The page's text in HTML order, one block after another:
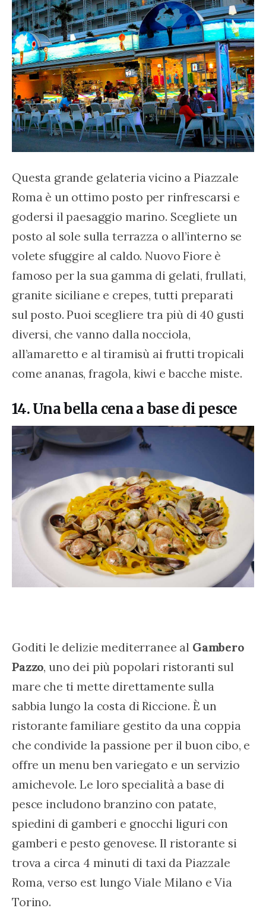
Questa grande gelateria vicino a Piazzale
Roma è un ottimo posto per rinfrescarsi e
godersi il paesaggio marino. Scegliete un
posto al sole sulla terrazza o all’interno se
volete sfuggire al caldo. Nuovo Fiore è
famoso per la sua gamma di gelati, frullati,
granite siciliane e crepes, tutti preparati
sul posto. Puoi scegliere tra più di 40 gusti
diversi, che vanno dalla nocciola,
all’amaretto e al tiramisù ai frutti tropicali
come ananas, fragola, kiwi e bacche miste.
14. Una bella cena a base di pesce
Goditi le delizie mediterranee al Gambero
Pazzo, uno dei più popolari ristoranti sul
mare che ti mette direttamente sulla
sabbia lungo la costa di Riccione. È un
ristorante familiare gestito da una coppia
che condivide la passione per il buon cibo, e
offre un menu ben variegato e un servizio
amichevole. Le loro specialità a base di
pesce includono branzino con patate,
spiedini di gamberi e gnocchi liguri con
gamberi e pesto genovese. Il ristorante si
trova a circa 4 minuti di taxi da Piazzale
Roma, verso est lungo Viale Milano e Via
Torino.